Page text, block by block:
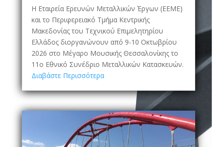
Η Εταιρεία Ερευνών Μεταλλικών Έργων (ΕΕΜΕ)
και το Περιφερειακό Τμήμα Κεντρικής
Μακεδονίας του Τεχνικού Επιμελητηρίου
Ελλάδος διοργανώνουν από 9-10 Οκτωβρίου
2026 στο Μέγαρο Μουσικής Θεσσαλονίκης το
11ο Εθνικό Συνέδριο Μεταλλικών Κατασκευών.
Διαβάστε Περισσότερα